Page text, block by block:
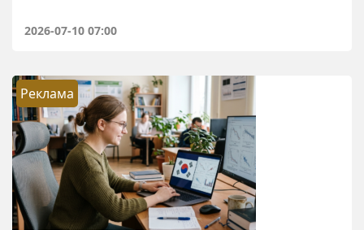
2026-07-10 07:00
Реклама